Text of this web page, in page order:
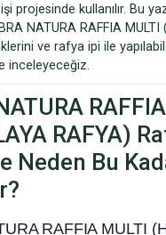
projesinde kullanılır. Bu
NATURA RAFFIA MULTI
ve rafya ipi ile
inceleyeceğiz.
RAFYA)
Neden Bu
RAFFIA MULTI